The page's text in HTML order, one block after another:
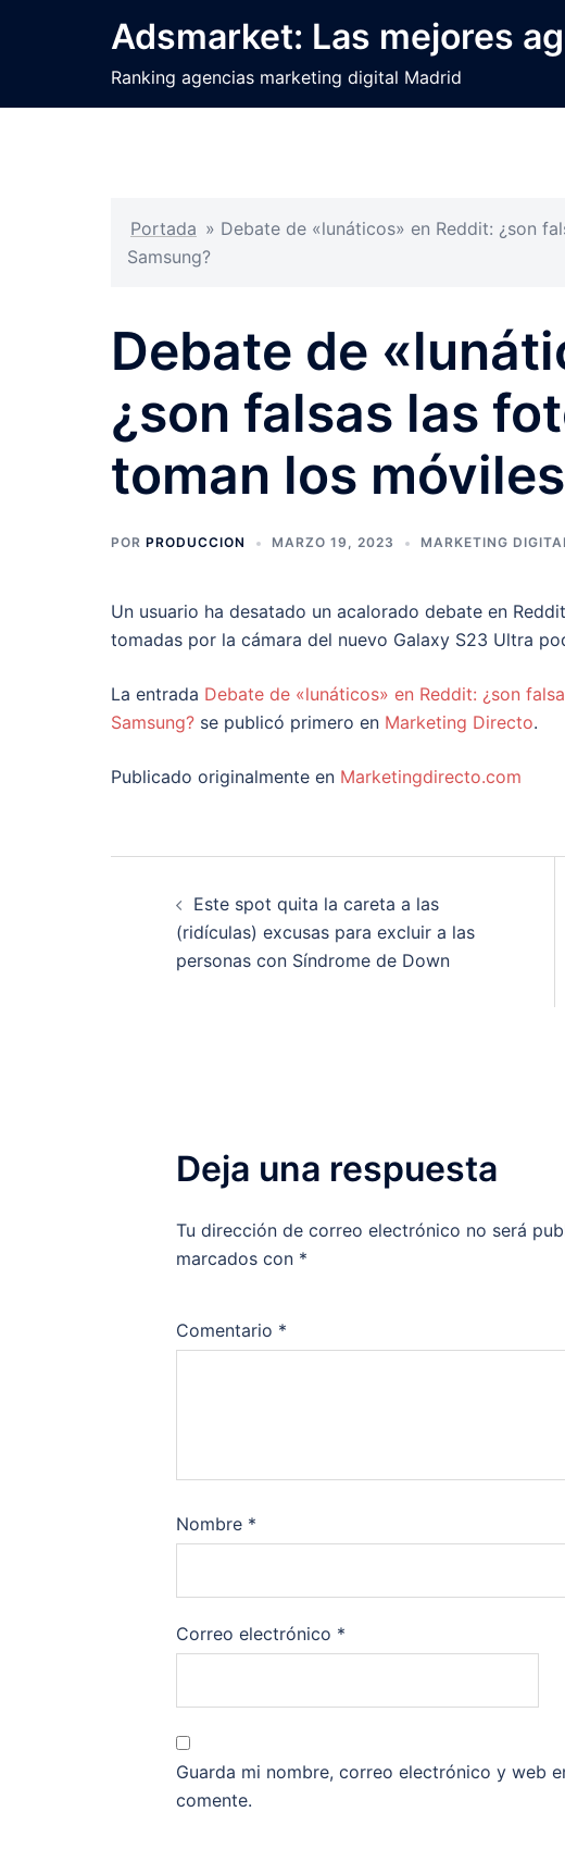
Adsmarket: Las mejores
Ranking agencias marketing digital Madrid
Portada » Debate de «lunáticos» en Reddit: ¿son
Samsung?
Debate de
¿son falsas las
toman los
POR PRODUCCION MARZO 19, 2023 MARKETING
Un usuario ha desatado un acalorado debate en
tomadas por la cámara del nuevo Galaxy S23 Ultra
La entrada Debate de «lunáticos» en Reddit: ¿son
Samsung? se publicó primero en Marketing Directo.
Publicado originalmente en Marketingdirecto.com
entradas
Este spot quita la careta a las
(ridículas) excusas para excluir a las
personas con Síndrome de Down
Deja una respuesta
Tu dirección de correo electrónico no será
marcados con *
Comentario *
Nombre *
Correo electrónico *
Guarda mi nombre, correo electrónico y web
comente.